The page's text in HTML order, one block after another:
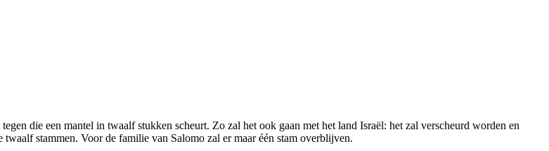
die een mantel in twaalf stukken scheurt. Zo zal het ook gaan met het land Israël: het zal verscheurd worden en
stammen. Voor de familie van Salomo zal er maar één stam overblijven.